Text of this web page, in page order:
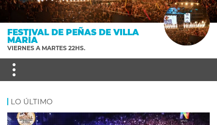
FESTIVAL DE PEÑAS DE VILLA
MARÍA
VIERNES A MARTES 22HS.
LO ÚLTIMO